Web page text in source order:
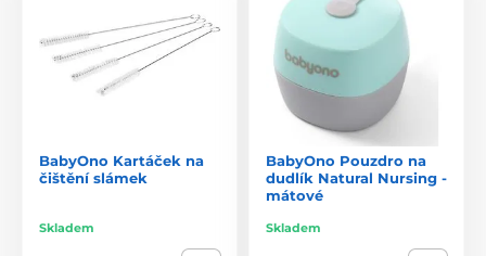
BabyOno Kartáček na
čištění slámek
Skladem
BabyOno Pouzdro na
dudlík Natural Nursing -
mátové
Skladem